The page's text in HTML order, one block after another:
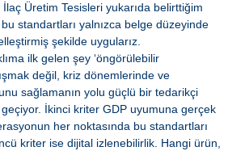
Üretim Tesisleri yukarıda belirttiğim
standartları yalnızca belge düzeyinde
şekilde uygularız.
ilk gelen şey ‘öngörülebilir
değil, kriz dönemlerinde ve
sağlamanın yolu güçlü bir tedarikçi
İkinci kriter GDP uyumuna gerçek
her noktasında bu standartları
kriter ise dijital izlenebilirlik. Hangi ürün,